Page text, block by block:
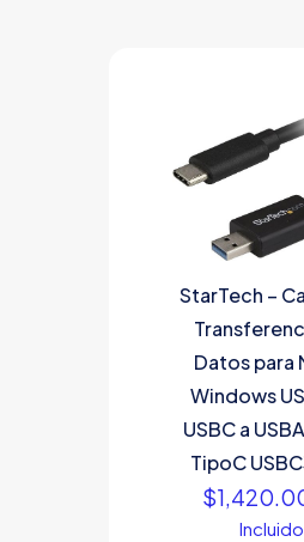
StarTech –
Datos para
Windows
USBC a
TipoC
$
Incluido